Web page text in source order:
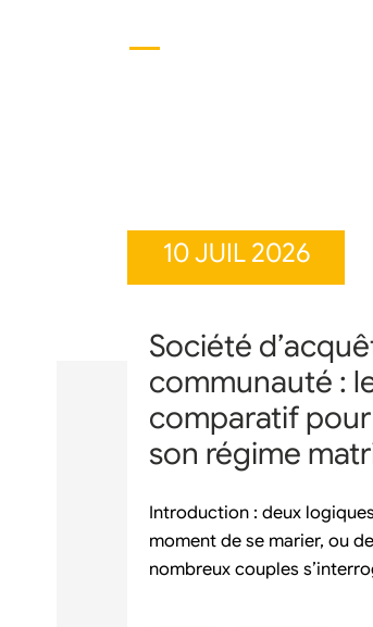
10 JUIL 2026
Société
communauté :
comparatif
son régime
Introduction : deux
moment de se marier, ou
nombreux couples